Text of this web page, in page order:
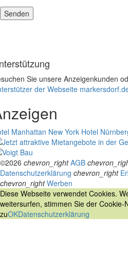
Sie unsere Anzeigenkunden
der Webseite
Manhattan New York Hotel
©2026 chevron_right AGB
Datenschutzerklärung chevron_right
chevron_right Werben
Diese Webseite verwendet Cookies.
weitersurfen, stimmen Sie der Cookie-
zuOKDatenschutzerklärung